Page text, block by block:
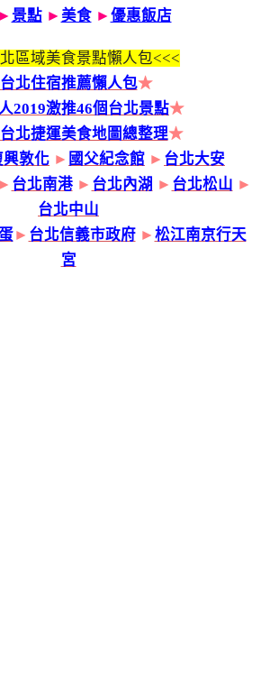
景點 ► 美食► 優惠飯店
區域美食景點懶人包<<<
台北住宿推薦懶人包★
2019激推46個台北景點★
北捷運美食地圖總整理★
興敦化 ► 國父紀念館 ► 台北大安
► 台北南港 ► 台北內湖 ► 台北松山 ►
台北中山
► 台北信義市政府► 松江南京行天
宮